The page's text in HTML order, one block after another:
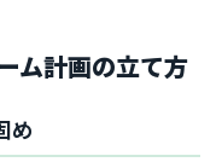
ム計画の立て方
め